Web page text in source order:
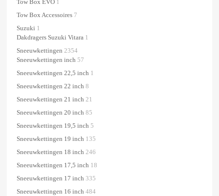
Tow Box EVO 1
Tow Box Accessoires 7
Suzuki 1
Dakdragers Suzuki Vitara 1
Sneeuwkettingen 2354
Sneeuwkettingen inch 57
Sneeuwkettingen 22,5 inch 1
Sneeuwkettingen 22 inch 8
Sneeuwkettingen 21 inch 21
Sneeuwkettingen 20 inch 85
Sneeuwkettingen 19,5 inch 5
Sneeuwkettingen 19 inch 135
Sneeuwkettingen 18 inch 246
Sneeuwkettingen 17,5 inch 18
Sneeuwkettingen 17 inch 335
Sneeuwkettingen 16 inch 484